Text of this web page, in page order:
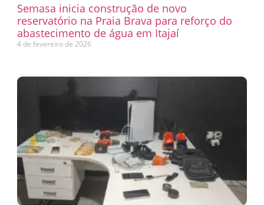
Semasa inicia construção de novo
reservatório na Praia Brava para reforço do
abastecimento de água em Itajaí
4 de fevereiro de 2026